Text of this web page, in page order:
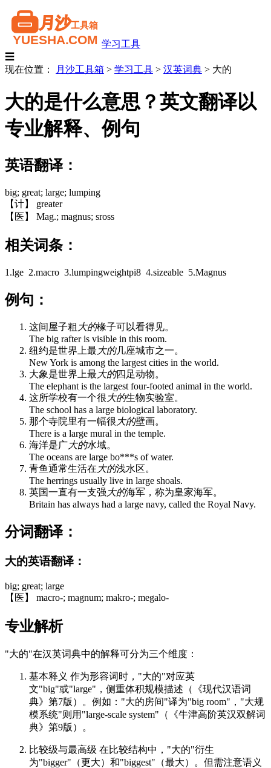
学习工具
☰
现在位置：
月沙工具箱 > 学习工具 > 汉英词典 > 大的
大的是什么意思？英文翻译以
专业解释、例句
英语翻译：
big; great; large; lumping
【计】 greater
【医】 Mag.; magnus; sross
相关词条：
1.lge 2.macro 3.lumpingweightpi8 4.sizeable 5.Magnus
例句：
这间屋子粗 大的椽子可以看得见。
The big rafter is visible in this room.
纽约是世界上最大的几座城市之一。
New York is among the largest cities in the world.
大象是世界上最大的四足动物。
The elephant is the largest four-footed animal in the world.
这所学校有一个很 大的生物实验室。
The school has a large biological laboratory.
那个寺院里有一幅很 大的壁画。
There is a large mural in the temple.
海洋是广大的水域。
The oceans are large bo***s of water.
青鱼通常生活在 大的浅水区。
The herrings usually live in large shoals.
英国一直有一支强 大的海军，称为皇家海军。
Britain has always had a large navy, called the Royal Navy.
分词翻译：
大的英语翻译：
big; great; large
【医】 macro-; magnum; makro-; megalo-
专业解析
"大的"在汉英词典中的解释可分为三个维度：
基本释义 作为形容词时，"大的"对应英
文"big"或"large"，侧重体积规模描述（《现代汉语词
典》第7版）。例如："大的房间"译为"big room"，"大规
模系统"则用"large-scale system"（《牛津高阶英汉双解词
典》第9版）。
比较级与最高级 在比较结构中，"大的"衍生
为"bigger"（更大）和"biggest"（最大）。但需注意语义